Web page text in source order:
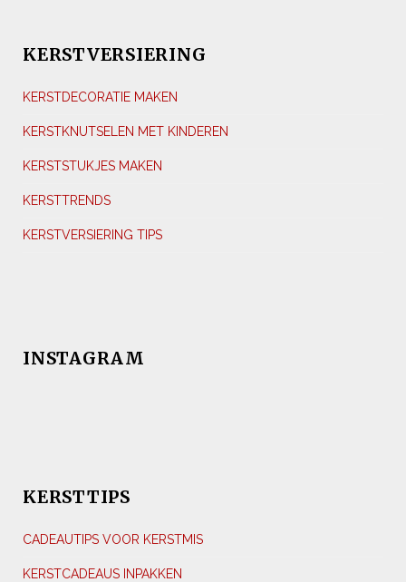
KERSTVERSIERING
KERSTDECORATIE MAKEN
KERSTKNUTSELEN MET KINDEREN
KERSTSTUKJES MAKEN
KERSTTRENDS
KERSTVERSIERING TIPS
INSTAGRAM
KERSTTIPS
CADEAUTIPS VOOR KERSTMIS
KERSTCADEAUS INPAKKEN